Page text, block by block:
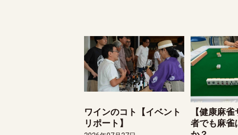
ワインのコト【イベント
リポート】
【健康麻
者でも麻雀